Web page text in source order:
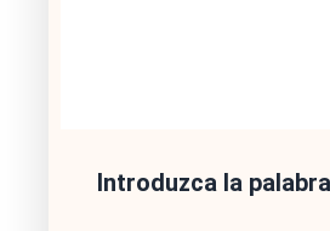
Introduzca la